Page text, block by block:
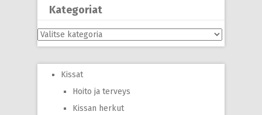
Kategoriat
Kategoriat
Kissat
Hoito ja terveys
Kissan herkut